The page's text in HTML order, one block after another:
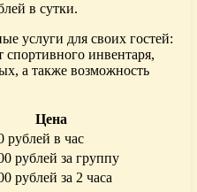
в сутки.
услуги для своих гостей:
инвентаря,
а также возможность
Цена
рублей в час
рублей за группу
рублей за 2 часа